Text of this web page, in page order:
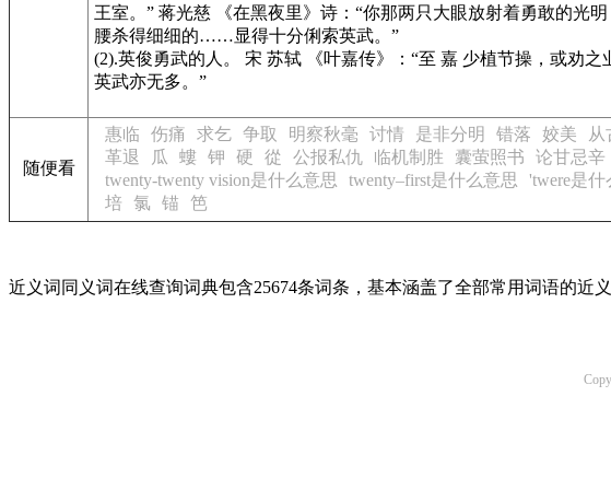
王室。” 蒋光慈
《在黑夜里》 诗：“你那两只大眼放射着勇敢的光
腰杀得细细的……显得十分俐索英武。”
(2).英俊勇武的人。 宋 苏轼
《叶嘉传》 ：“至 嘉 少植节操，或劝
英武亦无多。”
随便看
惠临 伤痛 求乞 争取 明察秋毫 讨情 是非分明 错落 姣美 从
革退
瓜 螻 钾 硬 從 公报私仇 临机制胜 囊萤照书 论甘忌辛
twenty-twenty vision是什么意思
twenty–first是什么意思 'twere是什
培
氯 锚 笆
近义词同义词在线查询词典包含25674条词条，基本涵盖了全部常用词语的近